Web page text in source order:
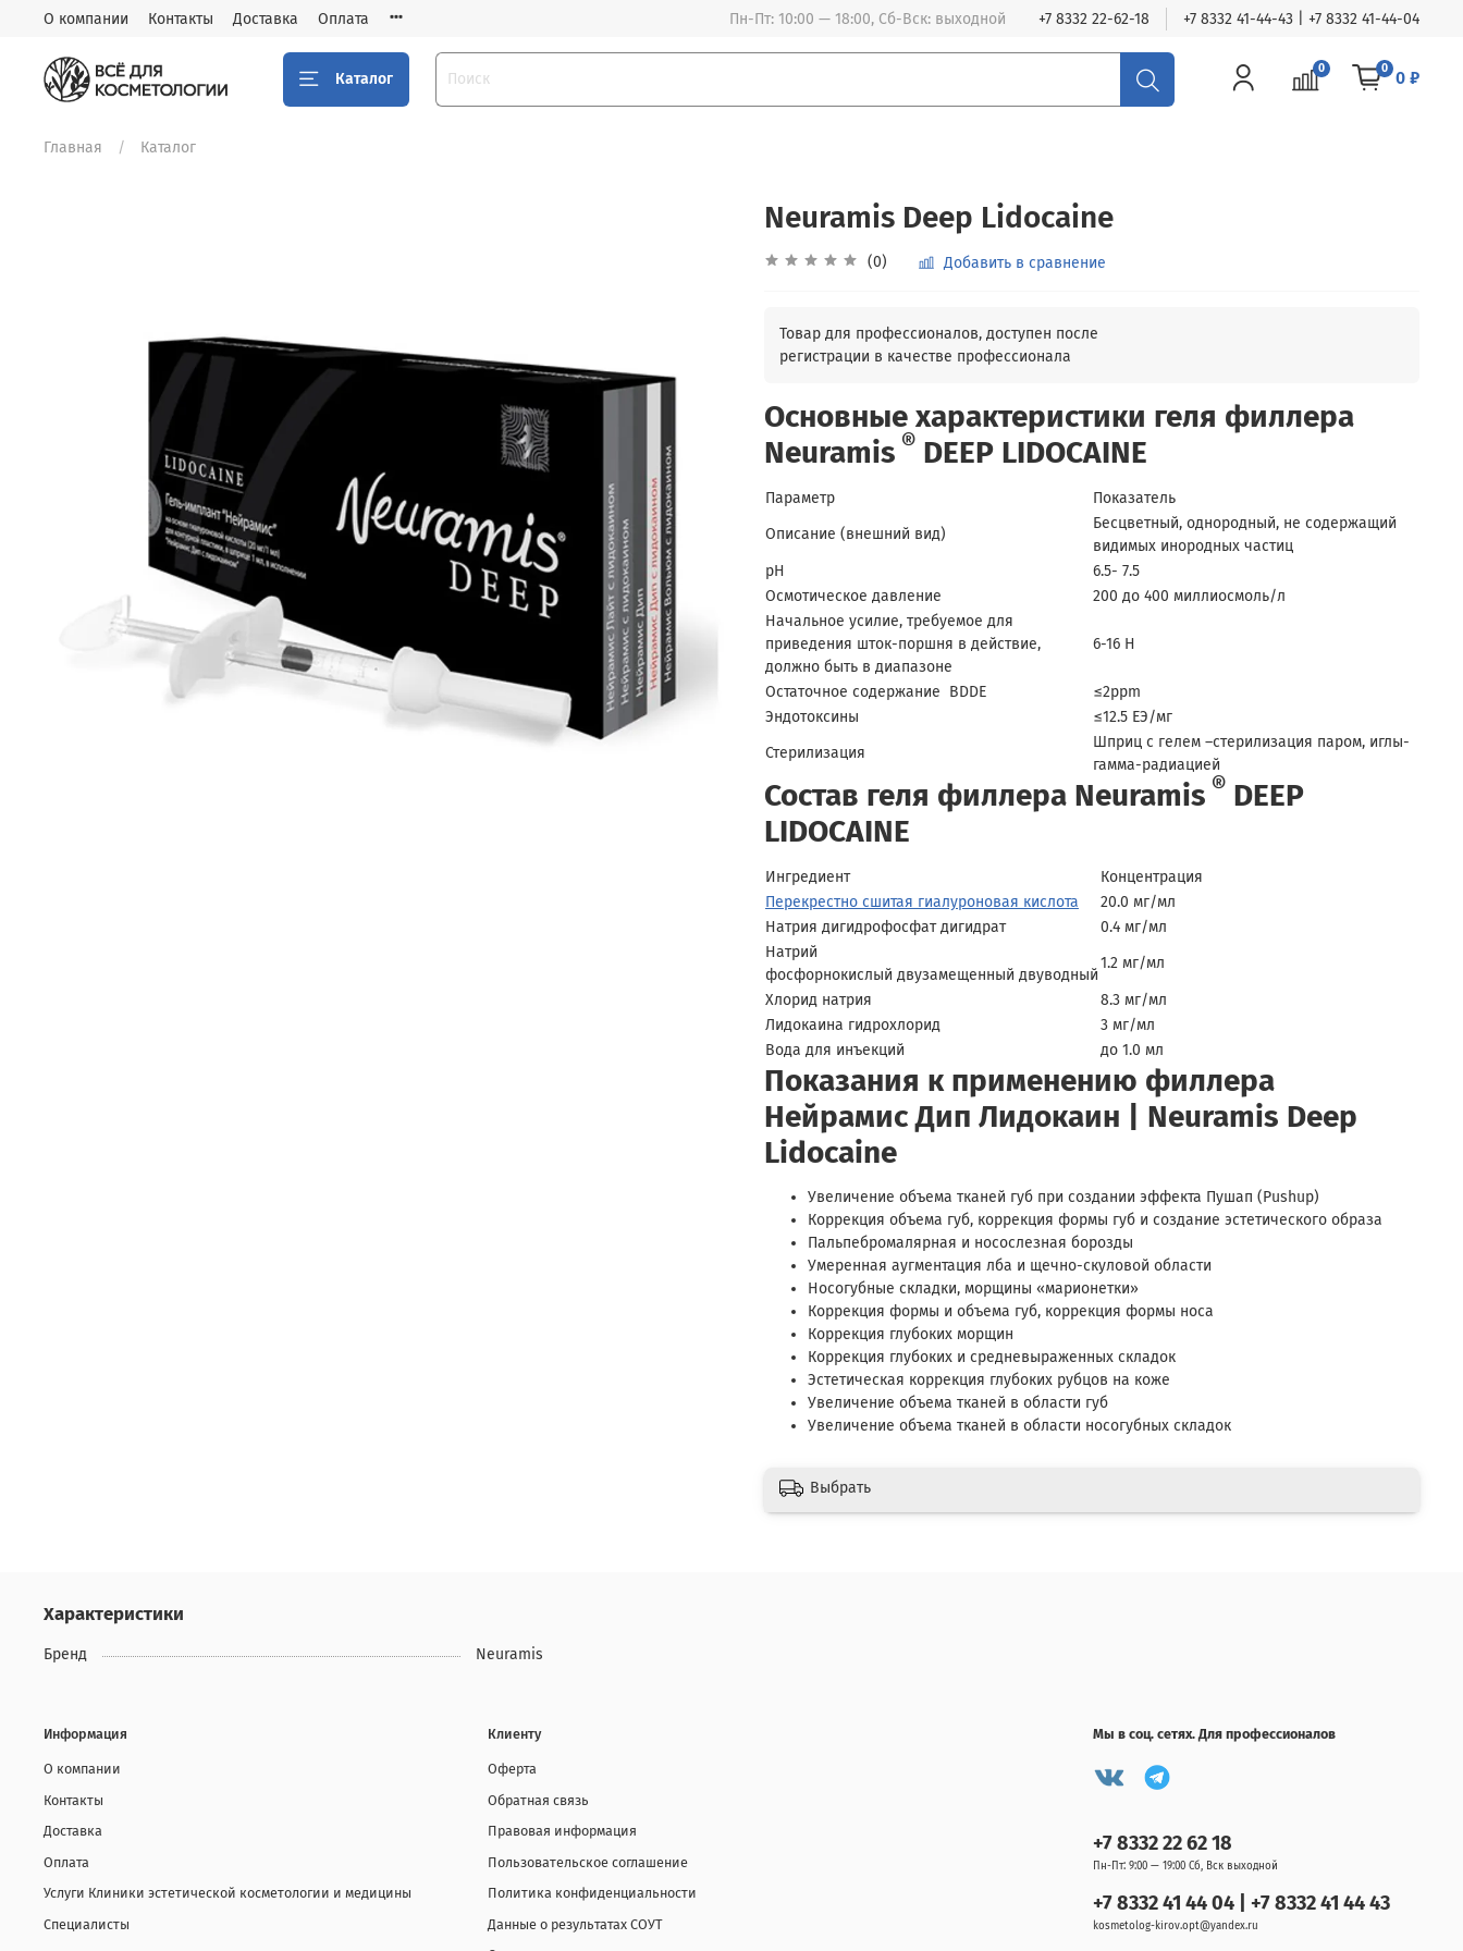
О компании Контакты Доставка Оплата Пн-Пт: 10:00 — 18:00, Сб-Вск: выходной +7 8332 22-62-18 +7 8332 41-44-43 | +7 8332 41-44-04
Каталог
0 0 0 ₽
Главная Каталог
Neuramis Deep Lidocaine
(0) Добавить в сравнение
Основные характеристики геля филлера
Neuramis ® DEEP LIDOCAINE
Параметр
Показатель
Описание (внешний вид)
Бесцветный, однородный, не содержащий
видимых инородных частиц
pH
6.5- 7.5
Осмотическое давление
200 до 400 миллиосмоль/л
Начальное усилие, требуемое для
приведения шток-поршня в действие,
должно быть в диапазоне
6-16 H
Остаточное содержание BDDE
≤2ppm
Эндотоксины
≤12.5 ЕЭ/мг
Стерилизация
Шприц с гелем –стерилизация паром, иглы-
гамма-радиацией
Состав геля филлера Neuramis ® DEEP
LIDOCAINE
Ингредиент
Концентрация
Перекрестно сшитая гиалуроновая кислота
20.0 мг/мл
Натрия дигидрофосфат дигидрат
0.4 мг/мл
Натрий
фосфорнокислый двузамещенный двуводный
1.2 мг/мл
Хлорид натрия
8.3 мг/мл
Лидокаина гидрохлорид
3 мг/мл
Вода для инъекций
до 1.0 мл
Показания к применению филлера
Нейрамис Дип Лидокаин | Neuramis Deep
Lidocaine
Увеличение объема тканей губ при создании эффекта Пушап (Pushup)
Коррекция объема губ, коррекция формы губ и создание эстетического образа
Пальпебромалярная и носослезная борозды
Умеренная аугментация лба и щечно-скуловой области
Носогубные складки, морщины «марионетки»
Коррекция формы и объема губ, коррекция формы носа
Коррекция глубоких морщин
Коррекция глубоких и средневыраженных складок
Эстетическая коррекция глубоких рубцов на коже
Увеличение объема тканей в области губ
Увеличение объема тканей в области носогубных складок
Выбрать
Характеристики
Бренд Neuramis
Информация
О компании
Контакты
Доставка
Оплата
Услуги Клиники эстетической косметологии и медицины
Специалисты
Клиенту
Оферта
Обратная связь
Правовая информация
Пользовательское соглашение
Политика конфиденциальности
Данные о результатах СОУТ
Мы в соц. сетях. Для профессионалов
+7 8332 22 62 18
Пн-Пт: 9:00 — 19:00 Сб, Вск выходной
+7 8332 41 44 04 | +7 8332 41 44 43
kosmetolog-kirov.opt@yandex.ru